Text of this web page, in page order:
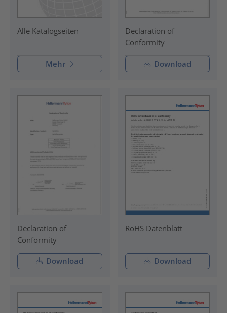
Alle Katalogseiten
Mehr
Declaration of
Conformity
Download
Declaration of
Conformity
Download
RoHS Datenblatt
Download